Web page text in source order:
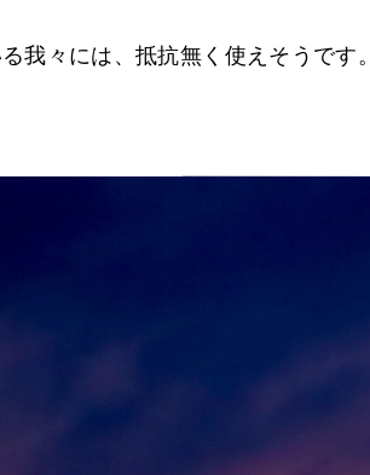
我々には、抵抗無く使えそうです。